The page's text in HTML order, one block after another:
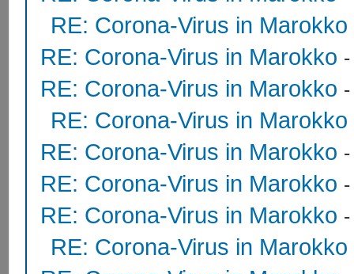
RE: Corona-Virus in Marokko
RE: Corona-Virus in Marokko
RE: Corona-Virus in Marokko
RE: Corona-Virus in Marokko
RE: Corona-Virus in Marokko
RE: Corona-Virus in Marokko
RE: Corona-Virus in Marokko
RE: Corona-Virus in Marokko